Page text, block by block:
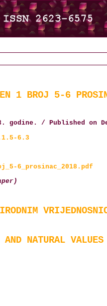
1 BROJ 5-6
godine. / Published on
6.3
6_prosinac_2018.pdf
AND NATURAL